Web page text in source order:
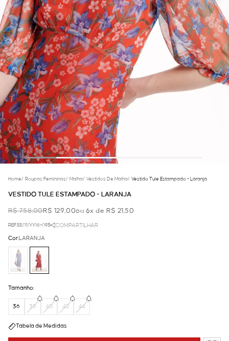
Home/ Roupas Femininas/ Malha/ Vestidos De Malha/ Vestido Tule Estampado - Laranja
VESTIDO TULE ESTAMPADO - LARANJA
R$ 758,00R$ 129,00ou 6x de R$ 21,50
REF.55.01.0008-093 COMPARTILHAR
Cor:LARANJA
Tamanho:
36 38 40 42 44
Tabela de Medidas